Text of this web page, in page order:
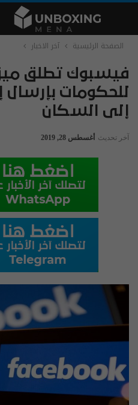
الصفحة الرئيسية آخر الاخبار
فيسبوك تطلق
للحكومات بإرسال
إلى السكان
آخر تحديث أغسطس 28, 2019